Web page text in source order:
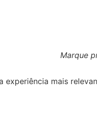
Marque
mais